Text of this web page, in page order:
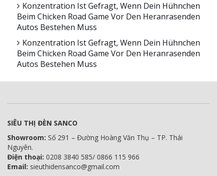
Konzentration Ist Gefragt, Wenn Dein Hühnchen
Beim Chicken Road Game Vor Den Heranrasenden
Autos Bestehen Muss
Konzentration Ist Gefragt, Wenn Dein Hühnchen
Beim Chicken Road Game Vor Den Heranrasenden
Autos Bestehen Muss
SIÊU THỊ ĐÈN SANCO
Showroom: Số 291 – Đường Hoàng Văn Thụ – TP. Thái
Nguyên.
Điện thoại: 0208 3840 585/ 0866 115 966
Email: sieuthidensanco@gmail.com